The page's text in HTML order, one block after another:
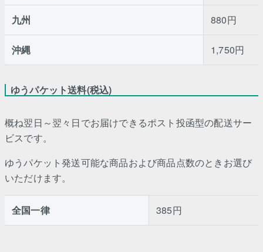
九州 880円
沖縄 1,750円
ゆうパケット送料(税込)
概ね翌日～翌々日でお届けできるポスト投函型の配送サー
ビスです。
ゆうパケット発送可能な商品および商品点数のときお選び
いただけます。
全国一律 385円